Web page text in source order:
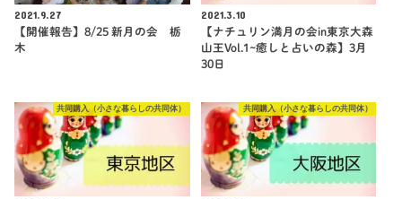
2021.9.27
【開催報告】8/25 新月の会 栃
木
2021.3.10
【ナチュリン満月の会in東京大森
山王Vol.1~癒しと占いの森】3月
30日
共同購入（小さな暮らしの共同体） 共同購入（小さな暮らしの共同体）